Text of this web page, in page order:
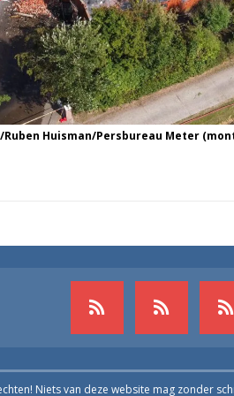
Huisman/Persbureau Meter
Niets van deze website mag zonder